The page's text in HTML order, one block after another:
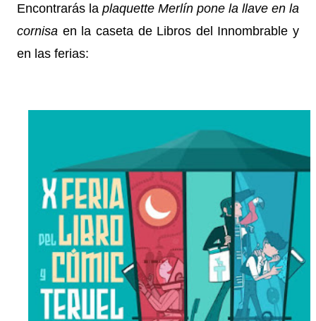
Encontrarás la plaquette Merlín pone la llave en la
cornisa en la caseta de Libros del Innombrable y
en las ferias: